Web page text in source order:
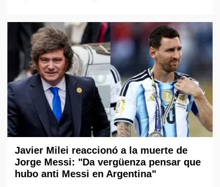
Javier Milei reaccionó a la muerte de
Jorge Messi: "Da vergüenza pensar que
hubo anti Messi en Argentina"